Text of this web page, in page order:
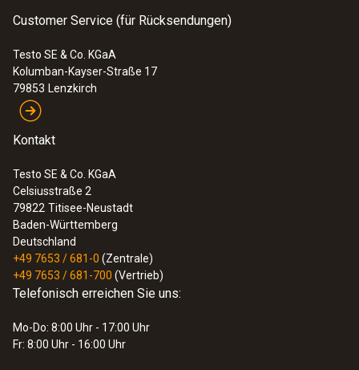
Customer Service (für Rücksendungen)
Testo SE & Co. KGaA
Kolumban-Kayser-Straße 17
79853 Lenzkirch
Kontakt
Testo SE & Co. KGaA
Celsiusstraße 2
79822 Titisee-Neustadt
Baden-Württemberg
Deutschland
+49 7653 / 681-0 (Zentrale)
+49 7653 / 681-700 (Vertrieb)
Telefonisch erreichen Sie uns:
Mo-Do: 8:00 Uhr - 17:00 Uhr
Fr: 8:00 Uhr - 16:00 Uhr